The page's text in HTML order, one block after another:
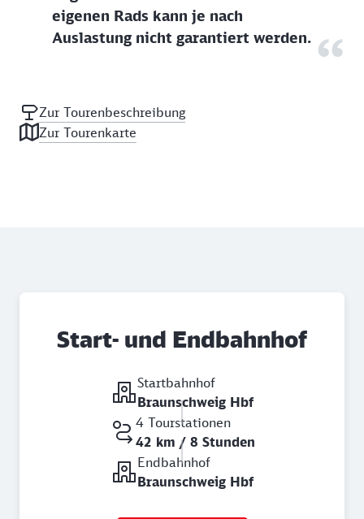
eigenen Rads kann je nach
Auslastung nicht garantiert werden.
Zur Tourenbeschreibung
Zur Tourenkarte
Start- und Endbahnhof
Startbahnhof
Braunschweig Hbf
4 Tourstationen
42 km / 8 Stunden
Endbahnhof
Braunschweig Hbf